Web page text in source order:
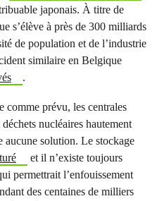
japonais. À titre de
s’élève à près de 300 milliards
de population et de l’industrie
similaire en Belgique
.
comme prévu, les centrales
nucléaires hautement
aucune solution. Le stockage
et il n’existe toujours
permettrait l’enfouissement
des centaines de milliers